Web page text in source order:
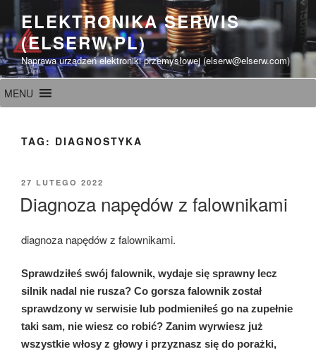
treści
ELEKTRONIKA SERWIS
(ELSERW.PL)
Naprawa urządzeń elektroniki przemysłowej (elserw@elserw.com)
MENU
TAG: DIAGNOSTYKA
OPUBLIKOWANE
27 LUTEGO 2022
Diagnoza napędów z falownikami
diagnoza napędów z falownikami.
Sprawdziłeś swój falownik, wydaje się sprawny lecz
silnik nadal nie rusza? Co gorsza falownik został
sprawdzony w serwisie lub podmieniłeś go na zupełnie
taki sam, nie wiesz co robić? Zanim wyrwiesz już
wszystkie włosy z głowy i przyznasz się do porażki,